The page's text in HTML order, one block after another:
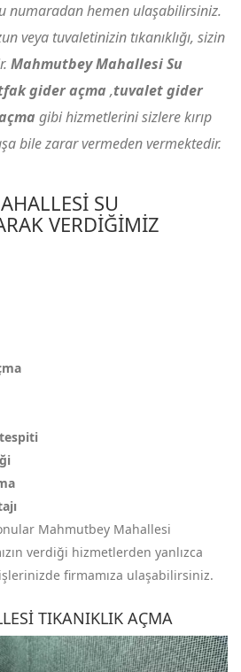
numaradan hemen ulaşabilirsiniz.
veya tuvaletinizin tıkanıklığı, sizin
Mahmutbey Mahallesi Su
gider açma ,tuvalet gider
gibi hizmetlerini sizlere kırıp
bile zarar vermeden vermektedir.
SU
VERDIĞIMIZ
tespiti
Mahmutbey Mahallesi
verdiği hizmetlerden yanlızca
firmamıza ulaşabilirsiniz.
TIKANIKLIK AÇMA